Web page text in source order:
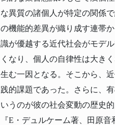
な異質の諸個人が特定の関係
の機能的差異が織り成す連帯
識が優越する近代社会がモデ
くなり、個人の自律性は大き
生む一因となる。そこから、
践的課題であった。さらに、
いうのが彼の社会変動の歴史
『E・デュルケーム著、田原